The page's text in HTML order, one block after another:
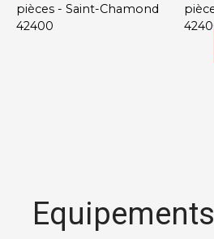
Equipements